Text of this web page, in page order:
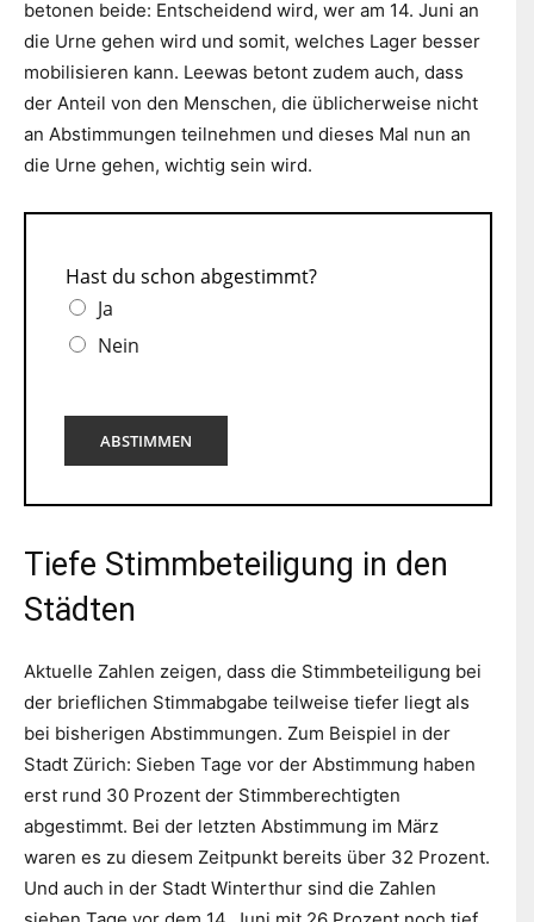
betonen beide: Entscheidend wird, wer am 14. Juni an
die Urne gehen wird und somit, welches Lager besser
mobilisieren kann. Leewas betont zudem auch, dass
der Anteil von den Menschen, die üblicherweise nicht
an Abstimmungen teilnehmen und dieses Mal nun an
die Urne gehen, wichtig sein wird.
Hast du schon abgestimmt?
Ja
Nein
ABSTIMMEN
Tiefe Stimmbeteiligung in den
Städten
Aktuelle Zahlen zeigen, dass die Stimmbeteiligung bei
der brieflichen Stimmabgabe teilweise tiefer liegt als
bei bisherigen Abstimmungen. Zum Beispiel in der
Stadt Zürich: Sieben Tage vor der Abstimmung haben
erst rund 30 Prozent der Stimmberechtigten
abgestimmt. Bei der letzten Abstimmung im März
waren es zu diesem Zeitpunkt bereits über 32 Prozent.
Und auch in der Stadt Winterthur sind die Zahlen